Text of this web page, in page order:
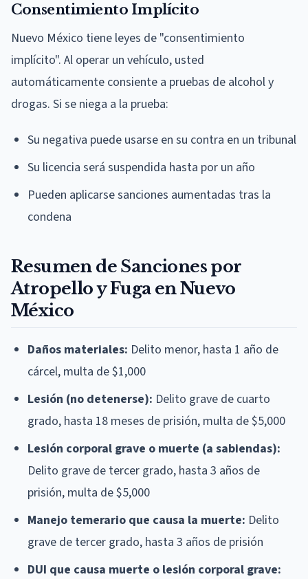
Consentimiento Implícito
Nuevo México tiene leyes de "consentimiento
implícito". Al operar un vehículo, usted
automáticamente consiente a pruebas de alcohol y
drogas. Si se niega a la prueba:
Su negativa puede usarse en su contra en un tribunal
Su licencia será suspendida hasta por un año
Pueden aplicarse sanciones aumentadas tras la
condena
Resumen de Sanciones por
Atropello y Fuga en Nuevo
México
Daños materiales: Delito menor, hasta 1 año de
cárcel, multa de $1,000
Lesión (no detenerse): Delito grave de cuarto
grado, hasta 18 meses de prisión, multa de $5,000
Lesión corporal grave o muerte (a sabiendas):
Delito grave de tercer grado, hasta 3 años de
prisión, multa de $5,000
Manejo temerario que causa la muerte: Delito
grave de tercer grado, hasta 3 años de prisión
DUI que causa muerte o lesión corporal grave: